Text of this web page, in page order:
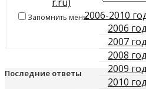
2006-2010
2006 год
2007 год
2008 год
2009
2010 год
Запомнить меня
Последние ответы